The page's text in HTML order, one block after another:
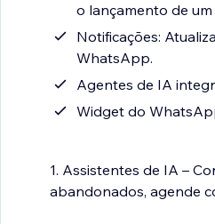
o lançamento de
Notificações:
WhatsApp.
Agentes de IA
Widget do
1. Assistentes de IA –
abandonados, agende